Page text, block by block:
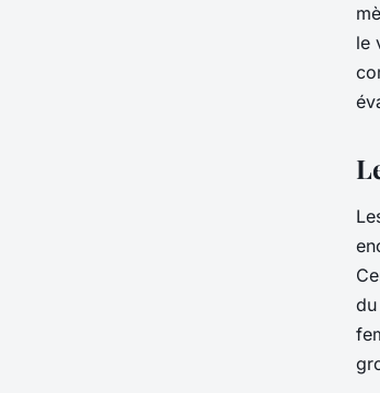
le
du